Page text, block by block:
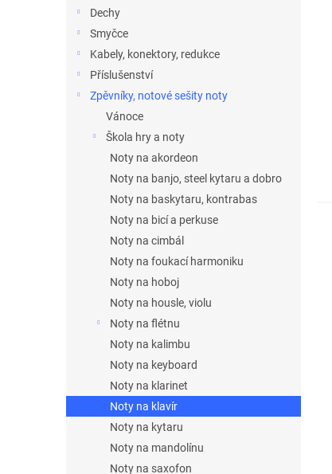
Dechy
Smyčce
Kabely, konektory, redukce
Příslušenství
Zpěvníky, notové sešity noty
Vánoce
Škola hry a noty
Noty na akordeon
Noty na banjo, steel kytaru a dobro
Noty na baskytaru, kontrabas
Noty na bicí a perkuse
Noty na cimbál
Noty na foukací harmoniku
Noty na hoboj
Noty na housle, violu
Noty na flétnu
Noty na kalimbu
Noty na keyboard
Noty na klarinet
Noty na klavír
Noty na kytaru
Noty na mandolínu
Noty na saxofon